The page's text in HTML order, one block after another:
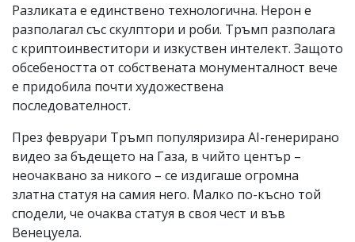
Разликата е единствено технологична. Нерон е
разполагал със скулптори и роби. Тръмп разполага
с криптоинвеститори и изкуствен интелект. Защото
обсебеността от собствената монументалност вече
е придобила почти художествена
последователност.
През февруари Тръмп популяризира AI-генерирано
видео за бъдещето на Газа, в чийто център –
неочаквано за никого – се издигаше огромна
златна статуя на самия него. Малко по-късно той
сподели, че очаква статуя в своя чест и във
Венецуела.